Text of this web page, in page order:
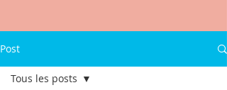
Post
Tous les posts